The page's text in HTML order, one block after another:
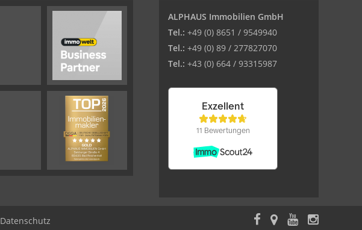
ALPHAUS Immobilien GmbH
Tel.: +49 (0) 8651 / 9549940
Tel.: +49 (0) 89 / 277827070
Tel.: +43 (0) 664 / 93315987
Datenschutz